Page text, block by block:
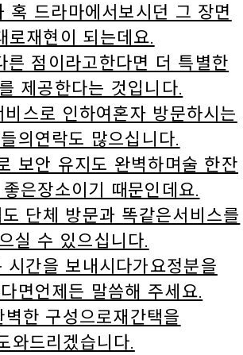
혹 드라마에서보시던 그 장면
로재현이 되는데요.
른 점이라고한다면 더 특별한
제공한다는 것입니다.
스로 인하여혼자 방문하시는
의연락도 많으십니다.
보안 유지도 완벽하며술 한잔
은장소이기 때문인데요.
단체 방문과 똑같은서비스를
실 수 있으십니다.
시간을 보내시다가요정분을
면언제든 말씀해 주세요.
벽한 구성으로재간택을
와드리겠습니다.